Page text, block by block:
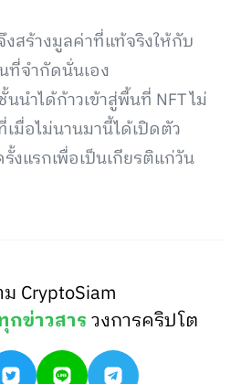
สร้างมูลค่าที่แท้จริงให้กับ
ที่จำกัดนั่นเอง
นำได้ก้าวเข้าสู่พื้นที่ NFT ไม่
เมื่อไม่นานมานี้ได้เปิดตัว
งแรกเพื่อเป็นเกียรติแก่วัน
CryptoSiam
กข่าวสารวงการคริปโต